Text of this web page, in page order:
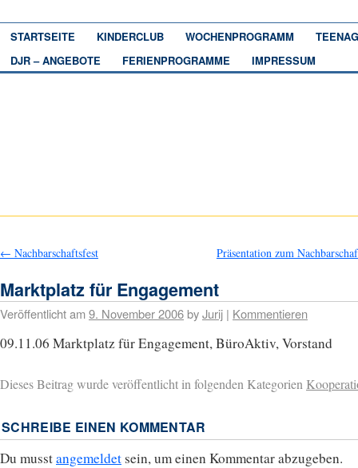
STARTSEITE KINDERCLUB WOCHENPROGRAMM
DJR – ANGEBOTE
FERIENPROGRAMME IMPRESSUM
← Nachbarschaftsfest Präsentation zum
Marktplatz für Engagement
Veröffentlicht am9. November 2006byJurij | Kommentieren
09.11.06 Marktplatz für Engagement, BüroAktiv, Vorstand
Dieses Beitrag wurde veröffentlicht in folgenden Kategorien
SCHREIBE EINEN KOMMENTAR
Du musstangemeldet sein, um einen Kommentar abzugeben.